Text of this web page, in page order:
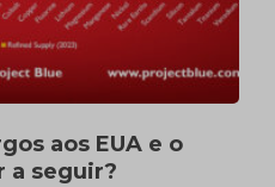
aos EUA e o
a seguir?